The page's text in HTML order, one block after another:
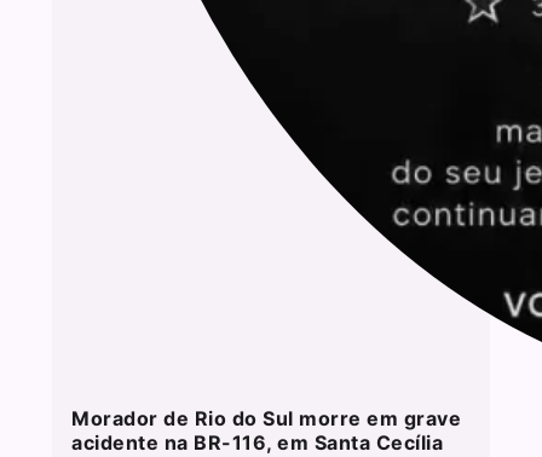
Morador de Rio do Sul morre em grave
acidente na BR-116, em Santa Cecília